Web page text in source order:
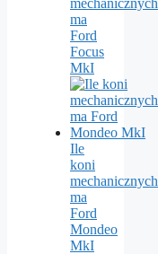
ma
Ford
Focus
MkI
Ile
koni
mechanicznych
ma
Ford
Mondeo
MkI